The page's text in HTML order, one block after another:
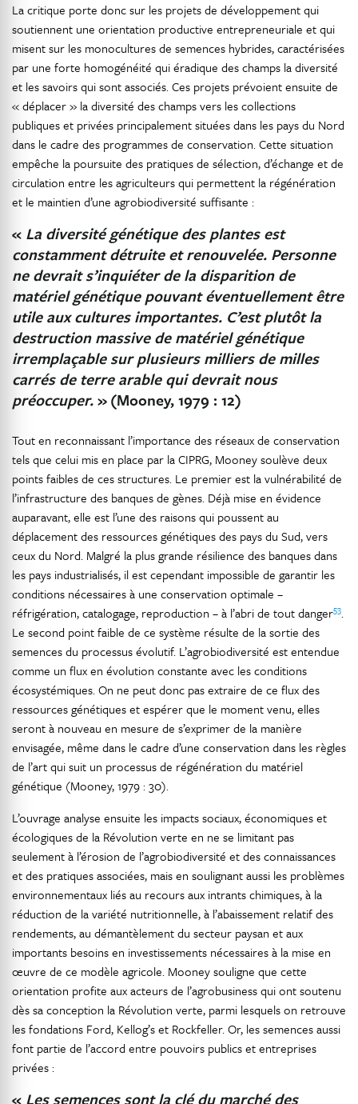
La critique porte donc sur les projets de développement qui
soutiennent une orientation productive entrepreneuriale et qui
misent sur les monocultures de semences hybrides, caractérisées
par une forte homogénéité qui éradique des champs la diversité
et les savoirs qui sont associés. Ces projets prévoient ensuite de
« déplacer » la diversité des champs vers les collections
publiques et privées principalement situées dans les pays du Nord
dans le cadre des programmes de conservation. Cette situation
empêche la poursuite des pratiques de sélection, d’échange et de
circulation entre les agriculteurs qui permettent la régénération
et le maintien d’une agrobiodiversité suffisante :
« La diversité génétique des plantes est
constamment détruite et renouvelée. Personne
ne devrait s’inquiéter de la disparition de
matériel génétique pouvant éventuellement être
utile aux cultures importantes. C’est plutôt la
destruction massive de matériel génétique
irremplaçable sur plusieurs milliers de milles
carrés de terre arable qui devrait nous
préoccuper.»(Mooney, 1979 : 12)
Tout en reconnaissant l’importance des réseaux de conservation
tels que celui mis en place par la CIPRG, Mooney soulève deux
points faibles de ces structures. Le premier est la vulnérabilité de
l’infrastructure des banques de gènes. Déjà mise en évidence
auparavant, elle est l’une des raisons qui poussent au
déplacement des ressources génétiques des pays du Sud, vers
ceux du Nord. Malgré la plus grande résilience des banques dans
les pays industrialisés, il est cependant impossible de garantir les
conditions nécessaires à une conservation optimale –
réfrigération, catalogage, reproduction – à l’abri de tout danger53.
Le second point faible de ce système résulte de la sortie des
semences du processus évolutif. L’agrobiodiversité est entendue
comme un flux en évolution constante avec les conditions
écosystémiques. On ne peut donc pas extraire de ce flux des
ressources génétiques et espérer que le moment venu, elles
seront à nouveau en mesure de s’exprimer de la manière
envisagée, même dans le cadre d’une conservation dans les règles
de l’art qui suit un processus de régénération du matériel
génétique (Mooney, 1979 : 30).
L’ouvrage analyse ensuite les impacts sociaux, économiques et
écologiques de la Révolution verte en ne se limitant pas
seulement à l’érosion de l’agrobiodiversité et des connaissances
et des pratiques associées, mais en soulignant aussi les problèmes
environnementaux liés au recours aux intrants chimiques, à la
réduction de la variété nutritionnelle, à l’abaissement relatif des
rendements, au démantèlement du secteur paysan et aux
importants besoins en investissements nécessaires à la mise en
œuvre de ce modèle agricole. Mooney souligne que cette
orientation profite aux acteurs de l’agrobusiness qui ont soutenu
dès sa conception la Révolution verte, parmi lesquels on retrouve
les fondations Ford, Kellog’s et Rockfeller. Or, les semences aussi
font partie de l’accord entre pouvoirs publics et entreprises
privées :
« Les semences sont la clé du marché des